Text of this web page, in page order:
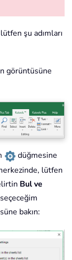
şu adımları
görüntüsüne
düğmesine
lütfen
Bul ve
bakın: